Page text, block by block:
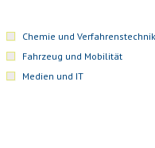
Chemie und Verfahrenstechnik
Fahrzeug und Mobilität
Medien und IT